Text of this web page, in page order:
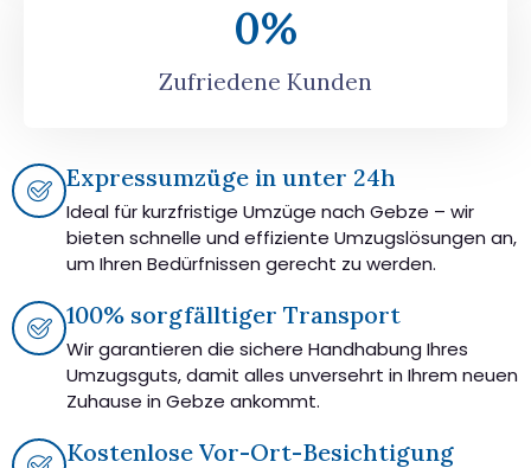
Zufriedene Kunden
0%
Expressumzüge in unter 24h
Ideal für kurzfristige Umzüge nach Gebze – wir
bieten schnelle und effiziente Umzugslösungen an,
um Ihren Bedürfnissen gerecht zu werden.
100% sorgfälltiger Transport
Wir garantieren die sichere Handhabung Ihres
Umzugsguts, damit alles unversehrt in Ihrem neuen
Zuhause in Gebze ankommt.
Kostenlose Vor-Ort-Besichtigung